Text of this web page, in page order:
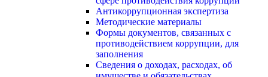
Антикоррупционная экспертиза
Методические материалы
Формы документов, связанных с
противодействием коррупции, для
заполнения
Сведения о доходах, расходах, об